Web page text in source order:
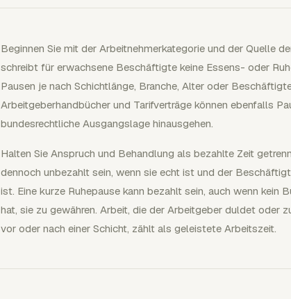
Beginnen Sie mit der Arbeitnehmerkategorie und der Quelle
schreibt für erwachsene Beschäftigte keine Essens- oder
Pausen je nach Schichtlänge, Branche, Alter oder
Arbeitgeberhandbücher und Tarifverträge können ebenfalls
bundesrechtliche Ausgangslage hinausgehen.
Halten Sie Anspruch und Behandlung als bezahlte Zeit
dennoch unbezahlt sein, wenn sie echt ist und der
ist. Eine kurze Ruhepause kann bezahlt sein, auch wenn kein
hat, sie zu gewähren. Arbeit, die der Arbeitgeber duldet oder
vor oder nach einer Schicht, zählt als geleistete Arbeitszeit.